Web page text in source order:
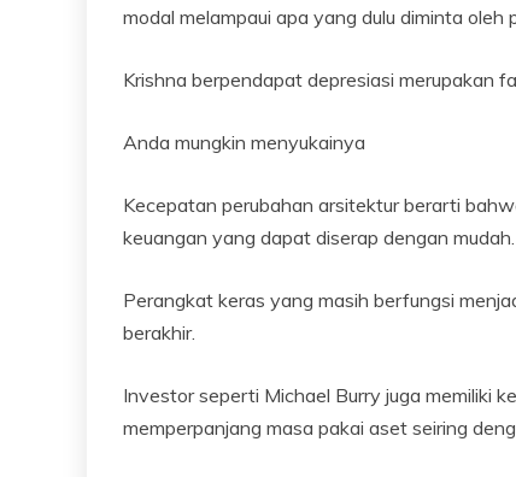
modal melampaui apa yang dulu diminta
Krishna berpendapat depresiasi merupakan
Anda mungkin menyukainya
Kecepatan perubahan arsitektur berarti
keuangan yang dapat diserap dengan mudah.
Perangkat keras yang masih berfungsi
berakhir.
Investor seperti Michael Burry juga memiliki
memperpanjang masa pakai aset seiring